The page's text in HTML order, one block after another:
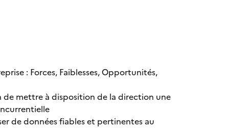
: Forces, Faiblesses, Opportunités,
de mettre à disposition de la direction une
de données fiables et pertinentes au